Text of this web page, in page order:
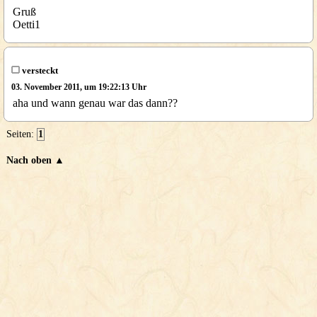
Gruß
Oetti1
versteckt
03. November 2011, um 19:22:13 Uhr
aha und wann genau war das dann??
Seiten: 1
Nach oben ▲